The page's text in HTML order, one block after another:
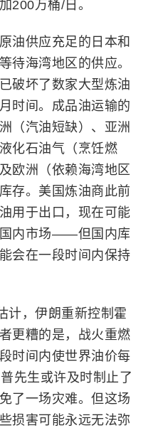
200万桶/日。
油供应充足的日本和
待海湾地区的供应。
破坏了数家大型炼油
时间。成品油运输的
（汽油短缺）、亚洲
化石油气（烹饪燃
欧洲（依赖海湾地区
存。美国炼油商此前
用于出口，现在可能
国内市场——但国内库
会在一段时间内保持
计，伊朗重新控制霍
更糟的是，战火重燃
时间内使世界油价每
先生或许及时制止了
了一场灾难。但这场
损害可能永远无法弥